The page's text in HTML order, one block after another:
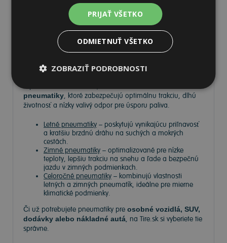
Vyberte si kvalitné
pre bezpečnú, komfortnú
a úspornú jazdu. Na Tire.sk
nájdete široký výber
pneumatík pre rôzne typy vozidiel a jazdných podmienok.
prémiové značky , ako Continental
Michelin,Pirelli,DunlopaNokian.
pneumatiky, ktoré zabezpečujú optimálnu trakciu, dlhú
životnosť a nízky valivý odpor pre úsporu paliva.
Letné pneumatiky – poskytujú vynikajúcu priľnavosť
a kratšiu brzdnú dráhu na suchých a mokrých
cestách.
Zimné pneumatiky – optimalizované pre nízke
teploty, lepšiu trakciu na snehu a ľade a bezpečnú
jazdu v zimných podmienkach.
Celoročné pneumatiky – kombinujú vlastnosti
letných a zimných pneumatík, ideálne pre mierne
klimatické podmienky.
Či už potrebujete pneumatiky pre osobné vozidlá, SUV,
dodávky alebo nákladné autá, na Tire.sk si vyberiete tie
správne.
PRIJAŤ VŠETKO
ODMIETNUŤ VŠETKO
ZOBRAZIŤ PODROBNOSTI